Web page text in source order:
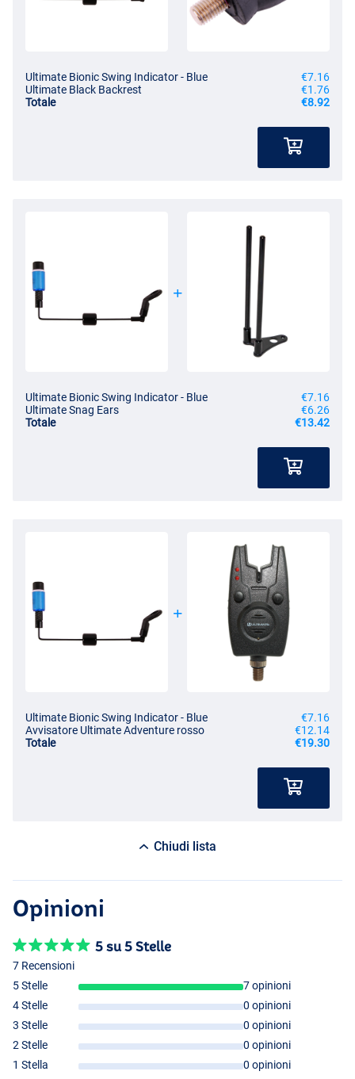
Ultimate Bionic Swing Indicator - Blue
€7.16
Ultimate Black Backrest
€1.76
Totale
€8.92
Ultimate Bionic Swing Indicator - Blue
€7.16
Ultimate Snag Ears
€6.26
Totale
€13.42
Ultimate Bionic Swing Indicator - Blue
€7.16
Avvisatore Ultimate Adventure rosso
€12.14
Totale
€19.30
Chiudi lista
Opinioni
5 su 5 Stelle
7 Recensioni
5 Stelle
7 opinioni
4 Stelle
0 opinioni
3 Stelle
0 opinioni
2 Stelle
0 opinioni
1 Stella
0 opinioni